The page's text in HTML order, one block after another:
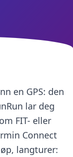
en GPS: den
lar deg
FIT- eller
Connect
langturer: